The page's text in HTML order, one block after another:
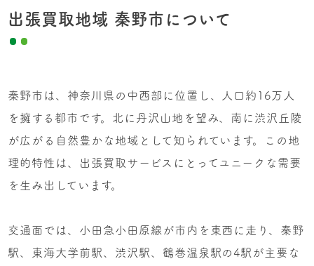
出張買取地域 秦野市について
秦野市は、神奈川県の中西部に位置し、人口約16万人
を擁する都市です。北に丹沢山地を望み、南に渋沢丘陵
が広がる自然豊かな地域として知られています。この地
理的特性は、出張買取サービスにとってユニークな需要
を生み出しています。
交通面では、小田急小田原線が市内を東西に走り、秦野
駅、東海大学前駅、渋沢駅、鶴巻温泉駅の4駅が主要な